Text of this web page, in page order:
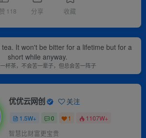
118 分享 收藏
It won't be bitter for a lifetime but for a
short while anyway.
杯茶，不会苦一辈子，但总会苦一阵子
优优云网创 关注
1.5W+ 0 1 1107W+
智慧比财富更宝贵